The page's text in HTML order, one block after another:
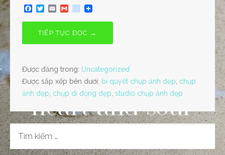
c
k
w
i
t
m
a
i
G
m
a
i
o
g
b
o
o
k
m
r
k
TIẾP TỤC ĐỌC →
Được đăng trong: Uncategorized
Được sắp xếp bên dưới: bí quyết chụp ảnh đẹp chụp
ảnh đẹp chụp di động đẹp studio chụp ảnh đẹp
KIẾM